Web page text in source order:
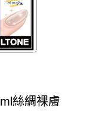
絲綢裸膚